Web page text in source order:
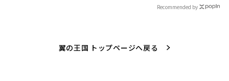
Recommended by
翼の王国 トップページへ戻る